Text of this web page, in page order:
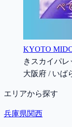
KYOTO
きスカイパレ
大阪府 / いば
エリアから探す
兵庫県関西